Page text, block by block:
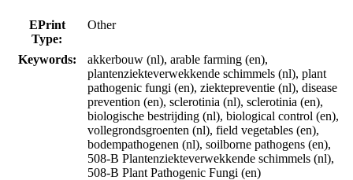
EPrint
Type:
Other
Keywords:
akkerbouw (nl), arable farming (en),
plantenziekteverwekkende schimmels (nl), plant
pathogenic fungi (en), ziektepreventie (nl), disease
prevention (en), sclerotinia (nl), sclerotinia (en),
biologische bestrijding (nl), biological control (en),
vollegrondsgroenten (nl), field vegetables (en),
bodempathogenen (nl), soilborne pathogens (en),
508-B Plantenziekteverwekkende schimmels (nl),
508-B Plant Pathogenic Fungi (en)